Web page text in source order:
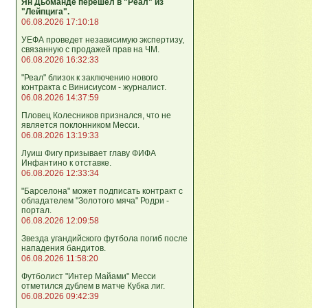
Ян Дьоманде перешел в "Реал" из
"Лейпцига".
06.08.2026 17:10:18
УЕФА проведет независимую экспертизу,
связанную с продажей прав на ЧМ.
06.08.2026 16:32:33
"Реал" близок к заключению нового
контракта с Винисиусом - журналист.
06.08.2026 14:37:59
Пловец Колесников признался, что не
является поклонником Месси.
06.08.2026 13:19:33
Луиш Фигу призывает главу ФИФА
Инфантино к отставке.
06.08.2026 12:33:34
"Барселона" может подписать контракт с
обладателем "Золотого мяча" Родри -
портал.
06.08.2026 12:09:58
Звезда угандийского футбола погиб после
нападения бандитов.
06.08.2026 11:58:20
Футболист "Интер Майами" Месси
отметился дублем в матче Кубка лиг.
06.08.2026 09:42:39